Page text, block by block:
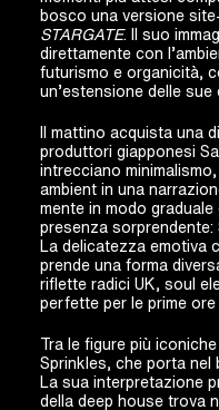
bosco una versione
STARGATE. Il suo
direttamente con
futurismo e organicità,
un’estensione delle
Il mattino acquista una
produttori giapponesi
intrecciano
ambient in una
mente in modo
presenza sorprendente:
La delicatezza emotiva
prende una forma
riflette radici UK, soul
perfette per le prime ore
Tra le figure più
Sprinkles, che porta nel
La sua interpretazione
della deep house trova